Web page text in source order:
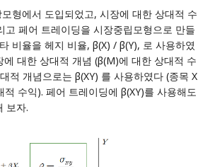
형에서 도입되었고, 시장에 대한 상대적 수
고 페어 트레이딩을 시장중립모형으로 만들
비율을 헤지 비율, β(X) / β(Y), 로 사용하였
에 대한 상대적 개념 (β(M)에 대한 상대적 수
적 개념으로는 β(XY) 를 사용하였다 (종목 X
적 수익). 페어 트레이딩에 β(XY)를 사용해도
보자.